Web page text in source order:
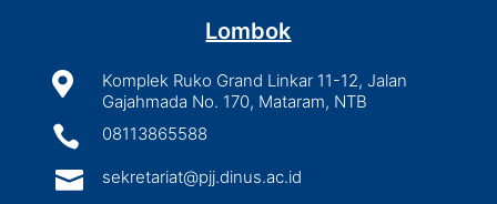
Lombok

Komplek Ruko Grand Linkar 11-12, Jalan
Gajahmada No. 170, Mataram, NTB
 08113865588
 sekretariat@pjj.dinus.ac.id